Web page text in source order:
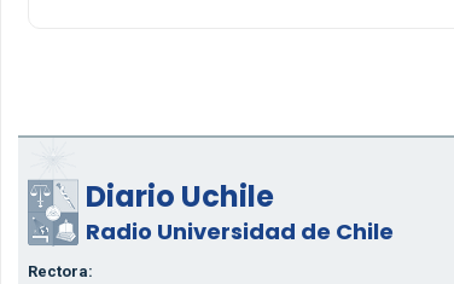
Diario Uchile
Radio Universidad de Chile
Rectora: